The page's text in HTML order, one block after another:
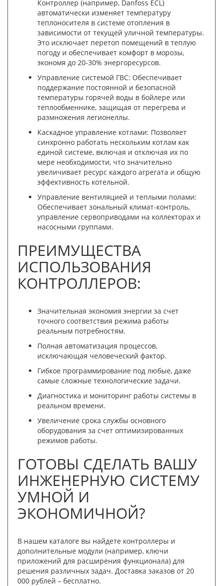
Контроллер (например, Danfoss ECL)
автоматически изменяет температуру
теплоносителя в системе отопления в
зависимости от текущей уличной температуры.
Это исключает перетоп помещений в теплую
погоду и обеспечивает комфорт в морозы,
экономя до 20-30% энергоресурсов.
Управление системой ГВС: Обеспечивает
поддержание постоянной и безопасной
температуры горячей воды в бойлере или
теплообменнике, защищая от перегрева и
размножения легионеллы.
Каскадное управление котлами: Позволяет
синхронно работать нескольким котлам как
единой системе, включая и отключая их по
мере необходимости, что значительно
увеличивает ресурс каждого агрегата и общую
эффективность котельной.
Управление вентиляцией и теплыми полами:
Обеспечивает зональный климат-контроль,
управление сервоприводами на коллекторах и
насосными группами.
ПРЕИМУЩЕСТВА
ИСПОЛЬЗОВАНИЯ
КОНТРОЛЛЕРОВ:
Значительная экономия энергии за счет
точного соответствия режима работы
реальным потребностям.
Полная автоматизация процессов,
исключающая человеческий фактор.
Гибкое программирование под любые, даже
самые сложные технологические задачи.
Диагностика и мониторинг работы системы в
реальном времени.
Увеличение срока службы основного
оборудования за счет оптимизированных
режимов работы.
ГОТОВЫ СДЕЛАТЬ ВАШУ
ИНЖЕНЕРНУЮ СИСТЕМУ
УМНОЙ И
ЭКОНОМИЧНОЙ?
В нашем каталоге вы найдете контроллеры и
дополнительные модули (например, ключи
приложений для расширения функционала) для
решения различных задач. Доставка заказов от 20
000 рублей – бесплатно.